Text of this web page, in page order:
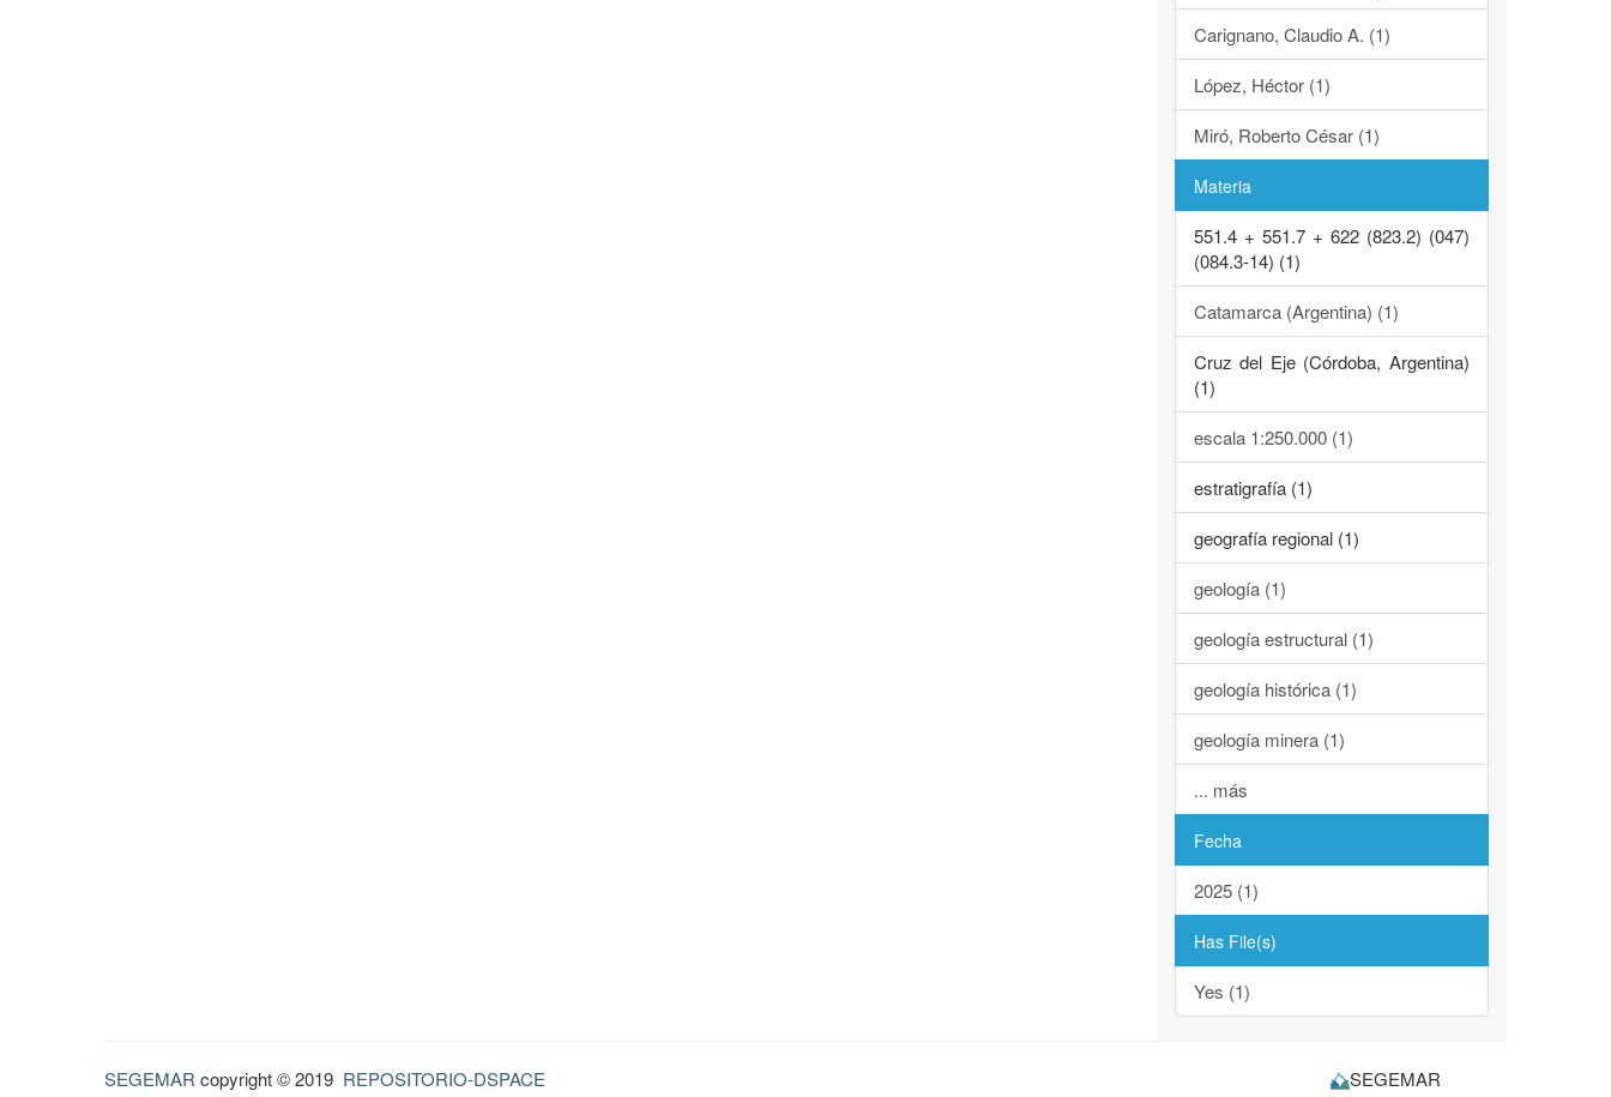
Carignano, Claudio A. (1)
López, Héctor (1)
Miró, Roberto César (1)
Materia
551.4 + 551.7 + 622 (823.2) (047)
(084.3-14) (1)
Catamarca (Argentina) (1)
Cruz del Eje (Córdoba, Argentina)
(1)
escala 1:250.000 (1)
estratigrafía (1)
geografía regional (1)
geología (1)
geología estructural (1)
geología histórica (1)
geología minera (1)
... más
Fecha
2025 (1)
Has File(s)
Yes (1)
SEGEMAR copyright © 2019 REPOSITORIO-DSPACE
SEGEMAR